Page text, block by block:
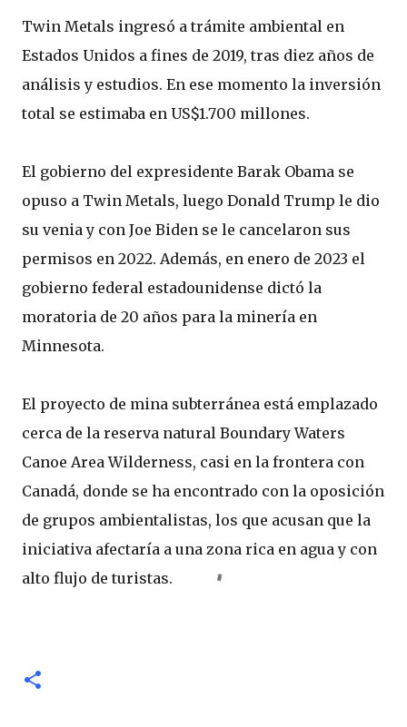
Twin Metals ingresó a trámite ambiental en
Estados Unidos a fines de 2019, tras diez años de
análisis y estudios. En ese momento la inversión
total se estimaba en US$1.700 millones.
El gobierno del expresidente Barak Obama se
opuso a Twin Metals, luego Donald Trump le dio
su venia y con Joe Biden se le cancelaron sus
permisos en 2022. Además, en enero de 2023 el
gobierno federal estadounidense dictó la
moratoria de 20 años para la minería en
Minnesota.
El proyecto de mina subterránea está emplazado
cerca de la reserva natural Boundary Waters
Canoe Area Wilderness, casi en la frontera con
Canadá, donde se ha encontrado con la oposición
de grupos ambientalistas, los que acusan que la
iniciativa afectaría a una zona rica en agua y con
alto flujo de turistas.